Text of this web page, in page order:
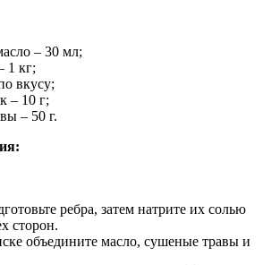
– 30 мл;
1 кг;
вкусу;
– 10 г;
– 50 г.
ребра, затем натрите их солью
сторон.
объедините масло, сушеные травы и